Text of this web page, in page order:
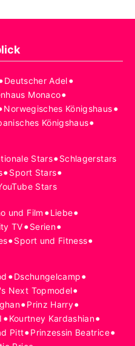
Deutscher Adel•
Monaco•
Norwegisches Königshaus•
Königshaus•
Stars•Schlagerstars
•Sport Stars•
Stars
und Film •Liebe•
TV•Serien•
•Sport und Fitness•
•Dschungelcamp•
Next Topmodel•
•Prinz Harry•
•Kourtney Kardashian•
Pitt•Prinzessin Beatrice•